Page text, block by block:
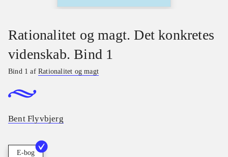
Rationalitet og magt. Det konkretes
videnskab. Bind 1
Bind 1 afRationalitet og magt
Bent Flyvbjerg
E-bog